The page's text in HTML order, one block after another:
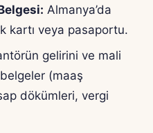
Almanya’da
kartı veya pasaportu.
gelirini ve mali
(maaş
dökümleri, vergi